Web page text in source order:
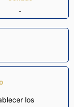
-
los